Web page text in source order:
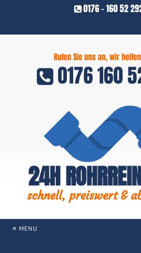
0176 - 160 52
Rufen Sie uns an, wir
0176 160
24H
schnell, preiswert &
≡ MENU